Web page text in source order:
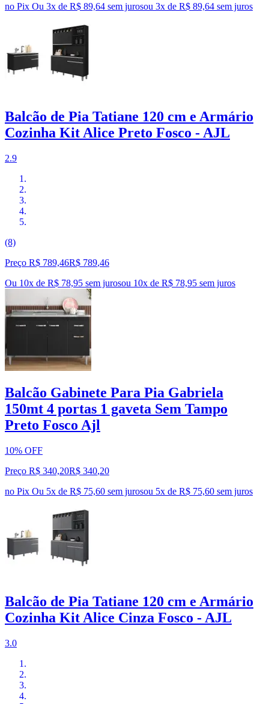
no Pix Ou 3x de R$ 89,64 sem jurosou 3x de R$ 89,64 sem juros
Balcão de Pia Tatiane 120 cm e Armário
Cozinha Kit Alice Preto Fosco - AJL
2.9
(8)
Preço R$ 789,46R$ 789,46
Ou 10x de R$ 78,95 sem jurosou 10x de R$ 78,95 sem juros
Balcão Gabinete Para Pia Gabriela
150mt 4 portas 1 gaveta Sem Tampo
Preto Fosco Ajl
10% OFF
Preço R$ 340,20R$ 340,20
no Pix Ou 5x de R$ 75,60 sem jurosou 5x de R$ 75,60 sem juros
Balcão de Pia Tatiane 120 cm e Armário
Cozinha Kit Alice Cinza Fosco - AJL
3.0